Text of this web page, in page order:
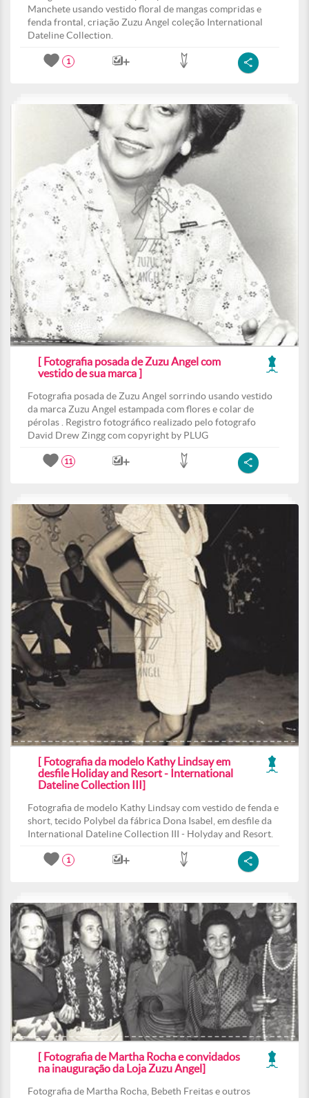
Manchete usando vestido floral de mangas compridas e
fenda frontal, criação Zuzu Angel coleção International
Dateline Collection.
1
[ Fotografia posada de Zuzu Angel com
vestido de sua marca ]
Fotografia posada de Zuzu Angel sorrindo usando vestido
da marca Zuzu Angel estampada com flores e colar de
pérolas . Registro fotográfico realizado pelo fotografo
David Drew Zingg com copyright by PLUG
11
[ Fotografia da modelo Kathy Lindsay em
desfile Holiday and Resort - International
Dateline Collection III]
Fotografia de modelo Kathy Lindsay com vestido de fenda e
short, tecido Polybel da fábrica Dona Isabel, em desfile da
International Dateline Collection III - Holyday and Resort.
1
[ Fotografia de Martha Rocha e convidados
na inauguração da Loja Zuzu Angel]
Fotografia de Martha Rocha, Bebeth Freitas e outros